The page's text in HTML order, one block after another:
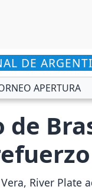
DE
APERTURA
de
River